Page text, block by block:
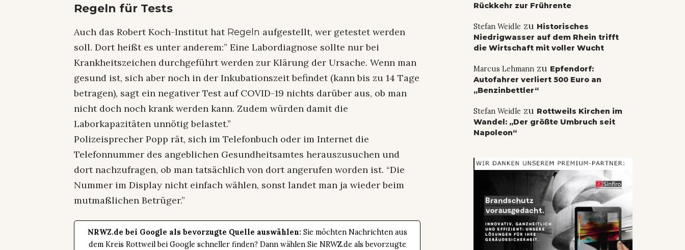
Regeln für Tests
Auch das Robert Koch-Institut hat Regeln aufgestellt, wer getestet werden
soll. Dort heißt es unter anderem:” Eine Labordiagnose sollte nur bei
Krankheitszeichen durchgeführt werden zur Klärung der Ursache. Wenn man
gesund ist, sich aber noch in der Inkubationszeit befindet (kann bis zu 14 Tage
betragen), sagt ein negativer Test auf COVID-19 nichts darüber aus, ob man
nicht doch noch krank werden kann. Zudem würden damit die
Laborkapazitäten unnötig belastet.”
Polizeisprecher Popp rät, sich im Telefonbuch oder im Internet die
Telefonnummer des angeblichen Gesundheitsamtes herauszusuchen und
dort nachzufragen, ob man tatsächlich von dort angerufen worden ist. “Die
Nummer im Display nicht einfach wählen, sonst landet man ja wieder beim
mutmaßlichen Betrüger.”
NRWZ.de bei Google als bevorzugte Quelle auswählen: Sie möchten Nachrichten aus
dem Kreis Rottweil bei Google schneller finden? Dann wählen Sie NRWZ.de als bevorzugte
Rückkehr zur Frührente
Stefan Weidle zu Historisches
Niedrigwasser auf dem Rhein trifft
die Wirtschaft mit voller Wucht
Marcus Lehmannzu Epfendorf:
Autofahrer verliert 500 Euro an
„Benzinbettler“
Stefan Weidle zu Rottweils Kirchen im
Wandel: „Der größte Umbruch seit
Napoleon“